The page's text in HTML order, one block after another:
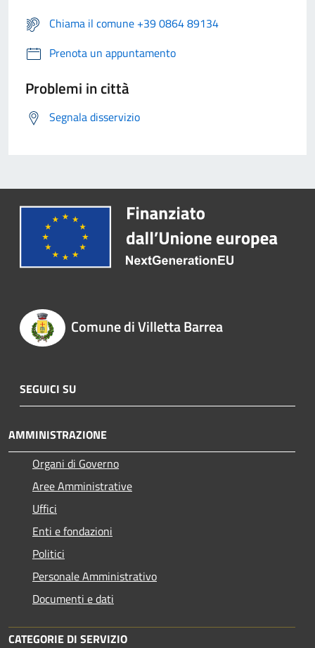
Chiama il comune +39 0864 89134
Prenota un appuntamento
Problemi in città
Segnala disservizio
Comune di Villetta Barrea
SEGUICI SU
AMMINISTRAZIONE
Organi di Governo
Aree Amministrative
Uffici
Enti e fondazioni
Politici
Personale Amministrativo
Documenti e dati
CATEGORIE DI SERVIZIO